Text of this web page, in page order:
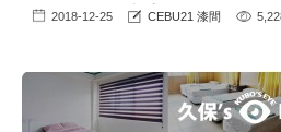
ホリ）という制度をご存知でしょ
バリ仕事をしていた24歳の時、
外生活を実現させました。そん
良かった...
2018-12-25 CEBU21 漆間